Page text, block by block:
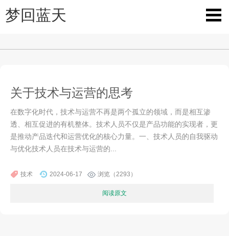
梦回蓝天
关于技术与运营的思考
在数字化时代，技术与运营不再是两个孤立的领域，而是相互渗
透、相互促进的有机整体。技术人员不仅是产品功能的实现者，更
是推动产品迭代和运营优化的核心力量。一、技术人员的自我驱动
与优化技术人员在技术与运营的...
技术 2024-06-17 浏览（2293）
阅读原文